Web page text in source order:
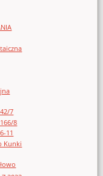
7
8
11
Kunki